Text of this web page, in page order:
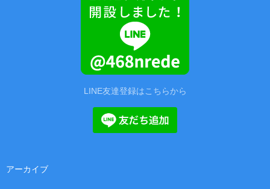
LINE友達登録はこちらから
アーカイブ